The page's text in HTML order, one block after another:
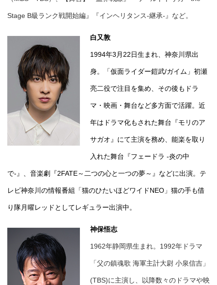
Stage B級ランク戦開始編』『インヘリタンス-継承-』など。
白又敦
1994年3月22日生まれ、神奈川県出
身。「仮面ライダー鎧武/ガイム」初瀬
亮二役で注目を集め、その後もドラ
マ・映画・舞台など多方面で活躍。近
年はドラマ化もされた舞台『モリのア
サガオ』にて主演を務め、能楽を取り
入れた舞台『フェードラ -炎の中
で-』、音楽劇『2FATE～二つの心と一つの夢～』などに出演。テ
レビ神奈川の情報番組「猫のひたいほどワイドNEO」猫の手も借
り隊月曜レッドとしてレギュラー出演中。
神保悟志
1962年静岡県生まれ。1992年ドラマ
「父の鎮魂歌 海軍主計大尉 小泉信吉」
(TBS)に主演し、以降数々のドラマや映